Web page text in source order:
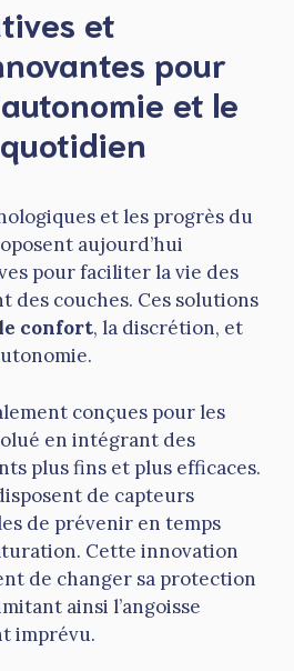
et
pour
et le
et les progrès du
aujourd’hui
pour faciliter la vie des
des couches. Ces solutions
le confort, la discrétion, et
conçues pour les
en intégrant des
plus fins et plus efficaces.
de capteurs
de prévenir en temps
Cette innovation
de changer sa protection
ainsi l’angoisse
imprévu.